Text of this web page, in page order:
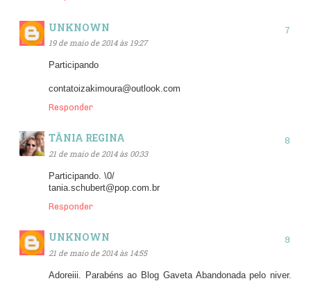
UNKNOWN
19 de maio de 2014 às 19:27
Participando
contatoizakimoura@outlook.com
Responder
TÂNIA REGINA
21 de maio de 2014 às 00:33
Participando. \0/
tania.schubert@pop.com.br
Responder
UNKNOWN
21 de maio de 2014 às 14:55
Adoreiii. Parabéns ao Blog Gaveta Abandonada pelo niver.